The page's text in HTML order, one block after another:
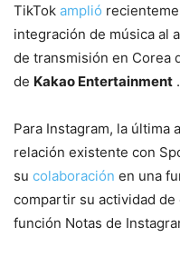
TikTok amplió
integración de música al
de transmisión en Corea
de Kakao Entertainment .
Para Instagram, la última
relación existente con
su colaboración en una
compartir su actividad
función Notas de